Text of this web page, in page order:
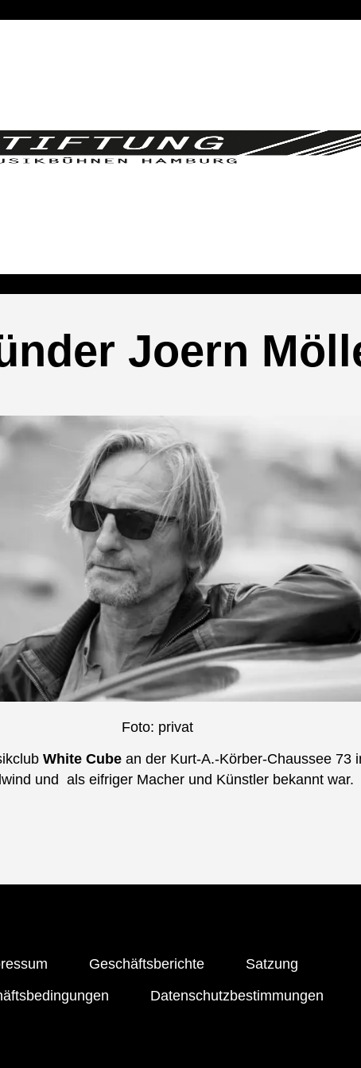
Joern
Foto: privat
White Cubean der Kurt-A.-Körber-Chaussee 73
und als eifriger Macher und Künstler bekannt war.
Geschäftsberichte
Satzung
Datenschutzbestimmungen